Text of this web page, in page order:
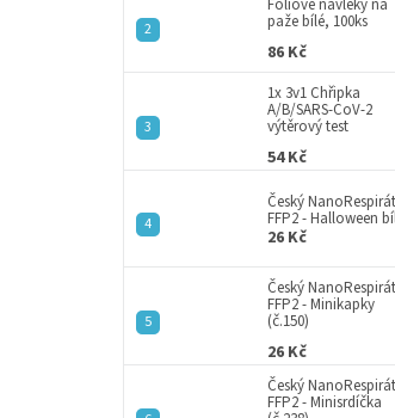
paže bílé, 100ks
86 Kč
1x 3v1 Chřipka
A/B/SARS-CoV-2
výtěrový test
54 Kč
Český
FFP2 - Halloween
26 Kč
Český
FFP2 - Minikapky
(č.150)
26 Kč
Český
FFP2 - Minisrdíčka